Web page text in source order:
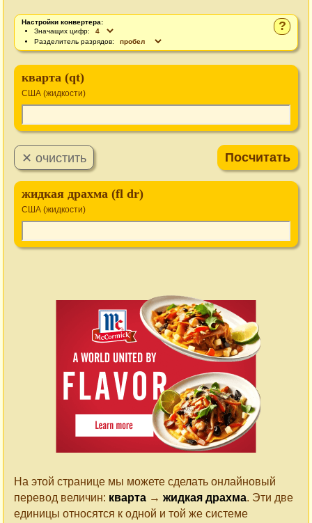
?
Настройки конвертера:
Значащих цифр:
Разделитель разрядов:
кварта (qt)
США (жидкости)
жидкая драхма (fl dr)
США (жидкости)
На этой странице мы можете сделать онлайновый
перевод величин: кварта → жидкая драхма. Эти две
единицы относятся к одной и той же системе